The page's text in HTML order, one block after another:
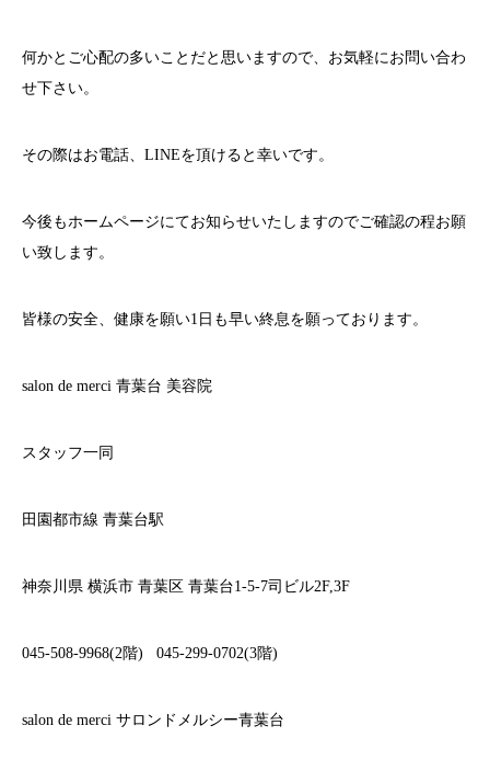
何かとご心配の多いことだと思いますので、お気軽にお問い合わ
せ下さい。
その際はお電話、 LINEを頂けると幸いです。
今後もホームページにてお知らせいたしますのでご確認の程お願
い致します。
皆様の安全、健康を願い1 日も早い終息を願っております。
salon de merci 青葉台 美容院
スタッフ一同
田園都市線 青葉台駅
神奈川県 横浜市 青葉区 青葉台1-5-7司ビル2F,3F
045-508-9968(2 階) 045-299-0702(3階)
salon de merci サロンドメルシー青葉台